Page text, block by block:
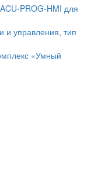
PROG-HMI для
управления, тип
«Умный